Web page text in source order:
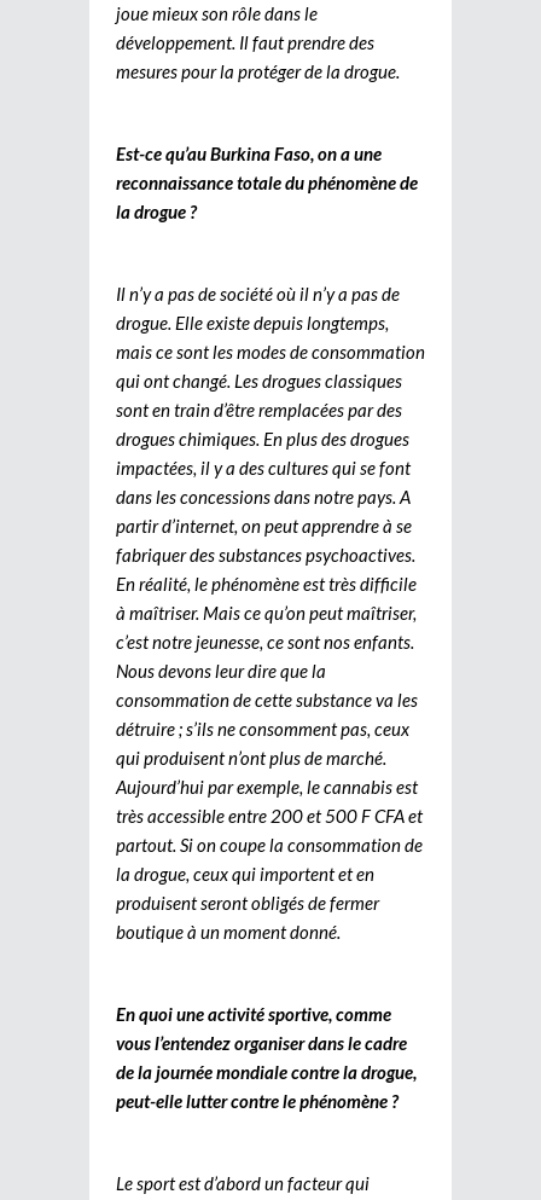
joue mieux son rôle dans le
développement. Il faut prendre des
mesures pour la protéger de la drogue.
Est-ce qu’au Burkina Faso, on a une
reconnaissance totale du phénomène de
la drogue ?
Il n’y a pas de société où il n’y a pas de
drogue. Elle existe depuis longtemps,
mais ce sont les modes de consommation
qui ont changé. Les drogues classiques
sont en train d’être remplacées par des
drogues chimiques. En plus des drogues
impactées, il y a des cultures qui se font
dans les concessions dans notre pays. A
partir d’internet, on peut apprendre à se
fabriquer des substances psychoactives.
En réalité, le phénomène est très difficile
à maîtriser. Mais ce qu’on peut maîtriser,
c’est notre jeunesse, ce sont nos enfants.
Nous devons leur dire que la
consommation de cette substance va les
détruire ; s’ils ne consomment pas, ceux
qui produisent n’ont plus de marché.
Aujourd’hui par exemple, le cannabis est
très accessible entre 200 et 500 F CFA et
partout. Si on coupe la consommation de
la drogue, ceux qui importent et en
produisent seront obligés de fermer
boutique à un moment donné.
En quoi une activité sportive, comme
vous l’entendez organiser dans le cadre
de la journée mondiale contre la drogue,
peut-elle lutter contre le phénomène ?
Le sport est d’abord un facteur qui